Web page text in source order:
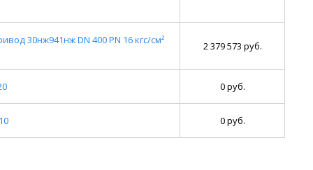
30нж941нж DN 400 PN 16 кгс/см²
2 379 573 руб.
0 руб.
0 руб.